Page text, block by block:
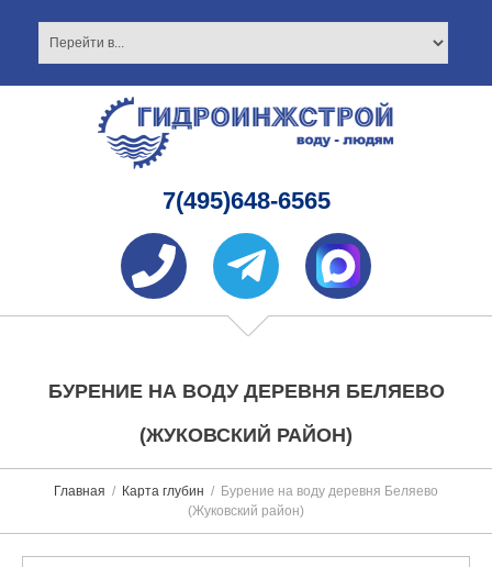
7(495)648-6565
БУРЕНИЕ НА ВОДУ ДЕРЕВНЯ БЕЛЯЕВО
(ЖУКОВСКИЙ РАЙОН)
Главная Карта глубин
Бурение на воду деревня Беляево
(Жуковский район)